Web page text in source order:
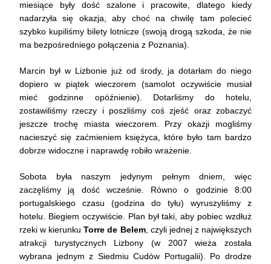
miesiące były dość szalone i pracowite, dlatego kiedy
nadarzyła się okazja, aby choć na chwilę tam polecieć
szybko kupiliśmy bilety lotnicze (swoją drogą szkoda, że nie
ma bezpośredniego połączenia z Poznania).
Marcin był w Lizbonie już od środy, ja dotarłam do niego
dopiero w piątek wieczorem (samolot oczywiście musiał
mieć godzinne opóźnienie). Dotarliśmy do hotelu,
zostawiliśmy rzeczy i poszliśmy coś zjeść oraz zobaczyć
jeszcze trochę miasta wieczorem. Przy okazji mogliśmy
nacieszyć się zaćmieniem księżyca, które było tam bardzo
dobrze widoczne i naprawdę robiło wrażenie.
Sobota była naszym jedynym pełnym dniem, więc
zaczęliśmy ją dość wcześnie. Równo o godzinie 8:00
portugalskiego czasu (godzina do tyłu) wyruszyliśmy z
hotelu. Biegiem oczywiście. Plan był taki, aby pobiec wzdłuż
rzeki w kierunkuTorre de Belem, czyli jednej z największych
atrakcji turystycznych Lizbony (w 2007 wieża została
wybrana jednym z Siedmiu Cudów Portugalii). Po drodze